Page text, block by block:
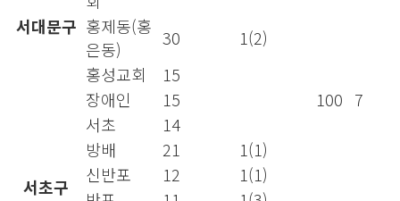
서대문구 홍제동(홍
은동)
30
1(2)
홍성교회
15
장애인
15 100 7
서초구
서초
14
방배
21
1(1)
신반포
12
1(1)